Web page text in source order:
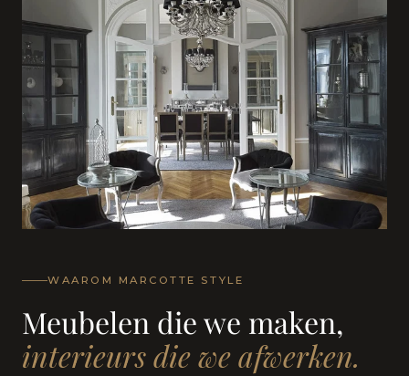
WAAROM MARCOTTE STYLE
Meubelen die we maken,
interieurs die we afwerken.